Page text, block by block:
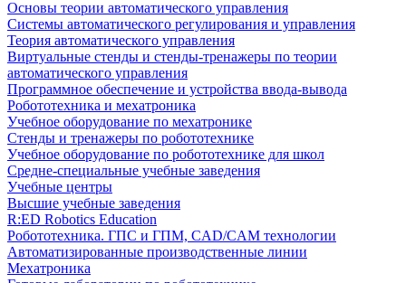
Основы теории автоматического управления
Системы автоматического регулирования и управления
Теория автоматического управления
Виртуальные стенды и стенды-тренажеры по теории
автоматического управления
Программное обеспечение и устройства ввода-вывода
Робототехника и мехатроника
Учебное оборудование по мехатронике
Стенды и тренажеры по робототехнике
Учебное оборудование по робототехнике для школ
Средне-специальные учебные заведения
Учебные центры
Высшие учебные заведения
R:ED Robotics Education
Робототехника. ГПС и ГПМ, CAD/CAM технологии
Автоматизированные производственные линии
Мехатроника